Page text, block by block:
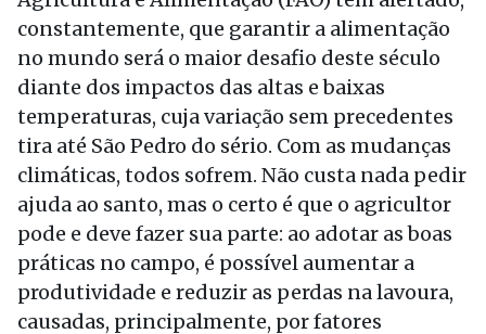
constantemente, que garantir a alimentação
no mundo será o maior desafio deste século
diante dos impactos das altas e baixas
temperaturas, cuja variação sem precedentes
tira até São Pedro do sério. Com as mudanças
climáticas, todos sofrem. Não custa nada pedir
ajuda ao santo, mas o certo é que o agricultor
pode e deve fazer sua parte: ao adotar as boas
práticas no campo, é possível aumentar a
produtividade e reduzir as perdas na lavoura,
causadas, principalmente, por fatores